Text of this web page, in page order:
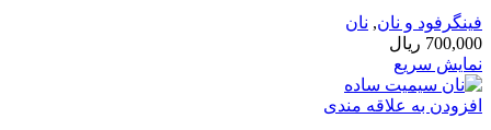
فینگرفود و نان‌, نان
700,000 ریال
نمایش سریع
افزودن به علاقه مندی